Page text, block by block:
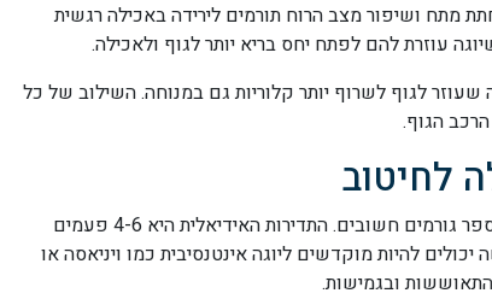
ושיפור מצב הרוח תורמים לירידה באכילה רגשית
עוזרת להם לפתח יחס בריא יותר לגוף ולאכילה.
לגוף לשרוף יותר קלוריות גם במנוחה. השילוב של כל
הרכב הגוף.
לחיטוב
בניית תכנית יוגה יעילה לחיטוב דורשת התחשבות במספר גורמים חשובים. התדירות האידיאלית היא 4-6 פעמים
להיות מוקדשים ליוגה אינטנסיבית כמו ויניאסה או
ובגמישות.